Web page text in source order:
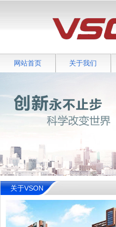
网站首页 关于我们
关于VSON